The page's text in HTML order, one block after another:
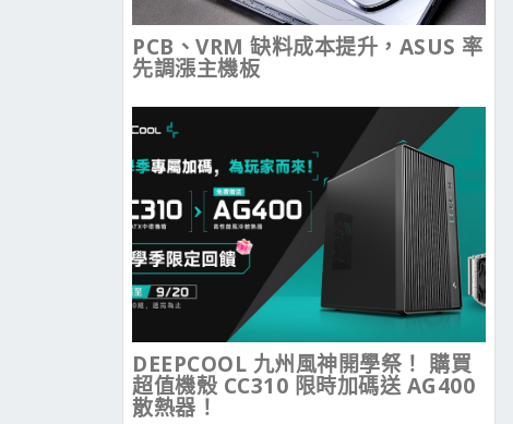
PCB、VRM 缺料成本提升，ASUS 率
先調漲主機板
DEEPCOOL 九州風神開學祭！ 購買
超值機殼 CC310 限時加碼送 AG400
散熱器！